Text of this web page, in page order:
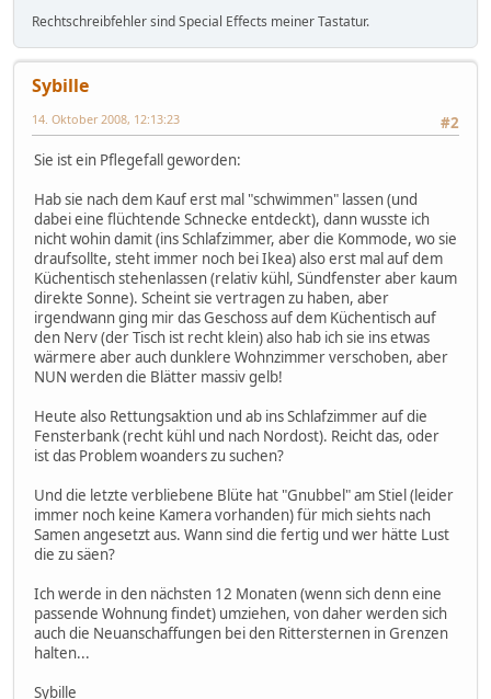
Rechtschreibfehler sind Special Effects meiner Tastatur.
Sybille
#2
14. Oktober 2008, 12:13:23
Sie ist ein Pflegefall geworden:
Hab sie nach dem Kauf erst mal "schwimmen" lassen (und
dabei eine flüchtende Schnecke entdeckt), dann wusste ich
nicht wohin damit (ins Schlafzimmer, aber die Kommode, wo sie
draufsollte, steht immer noch bei Ikea) also erst mal auf dem
Küchentisch stehenlassen (relativ kühl, Sündfenster aber kaum
direkte Sonne). Scheint sie vertragen zu haben, aber
irgendwann ging mir das Geschoss auf dem Küchentisch auf
den Nerv (der Tisch ist recht klein) also hab ich sie ins etwas
wärmere aber auch dunklere Wohnzimmer verschoben, aber
NUN werden die Blätter massiv gelb!
Heute also Rettungsaktion und ab ins Schlafzimmer auf die
Fensterbank (recht kühl und nach Nordost). Reicht das, oder
ist das Problem woanders zu suchen?
Und die letzte verbliebene Blüte hat "Gnubbel" am Stiel (leider
immer noch keine Kamera vorhanden) für mich siehts nach
Samen angesetzt aus. Wann sind die fertig und wer hätte Lust
die zu säen?
Ich werde in den nächsten 12 Monaten (wenn sich denn eine
passende Wohnung findet) umziehen, von daher werden sich
auch die Neuanschaffungen bei den Rittersternen in Grenzen
halten...
Sybille